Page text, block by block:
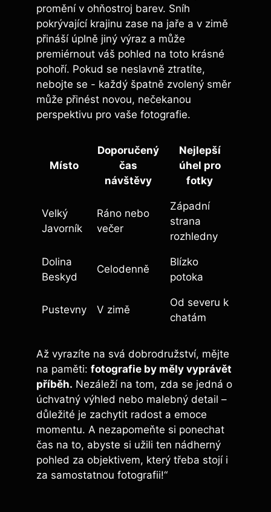
promění v ⁢ohňostroj‍ barev. Sníh⁤
pokrývající ⁢krajinu zase na jaře a v zimě
přináší úplně jiný výraz⁣ a může
premiérnout váš pohled na toto krásné
pohoří. Pokud se neslavně ztratíte,
nebojte ⁣se ⁢- každý⁢ špatně zvolený směr
může​ přinést‌ novou, nečekanou
perspektivu pro vaše fotografie.
Místo
Doporučený
čas
návštěvy
Nejlepší
úhel ⁤pro
⁣fotky
Velký
Javorník
Ráno nebo
večer
Západní⁢
strana
rozhledny
Dolina
Beskyd
Celodenně
Blízko⁣
potoka
Pustevny V zimě
Od severu k
chatám
Až ⁣vyrazíte na svá dobrodružství, mějte
na paměti: fotografie by měly vyprávět
příběh. Nezáleží na tom, zda se jedná o
úchvatný výhled nebo malebný detail –​
důležité je zachytit ‌radost a emoce
momentu. A nezapomeňte⁤ si ponechat
čas na to, ⁣abyste si užili ten nádherný
pohled​ za objektivem,⁣ který třeba stojí i
za samostatnou fotografii!“